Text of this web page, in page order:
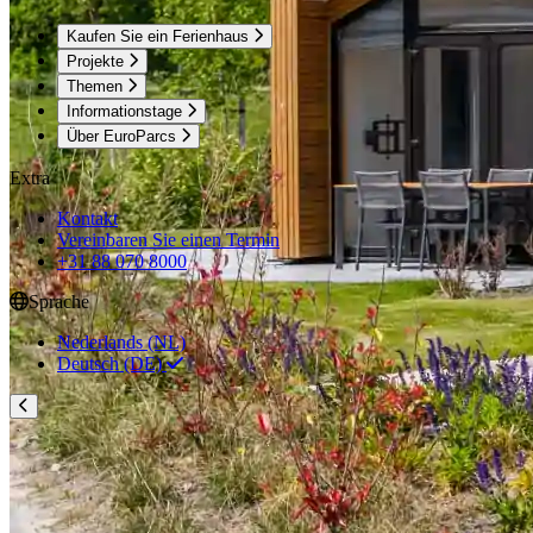
Kaufen Sie ein Ferienhaus
Projekte
Themen
Informationstage
Über EuroParcs
Extra
Kontakt
Vereinbaren Sie einen Termin
+31 88 070 8000
Sprache
Nederlands (NL)
Deutsch (DE)